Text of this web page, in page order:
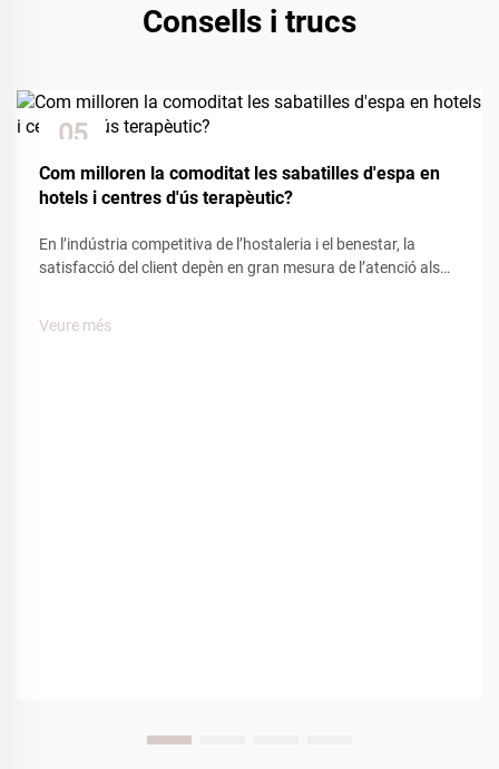
Consells i trucs
05
Com milloren la comoditat les sabatilles d'espa en
hotels i centres d'ús terapèutic?
En l’indústria competitiva de l’hostaleria i el benestar, la
satisfacció del client depèn en gran mesura de l’atenció als
Veure més